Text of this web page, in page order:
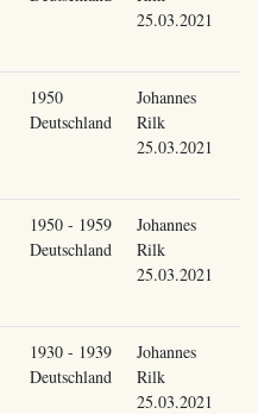
25.03.2021
1950
Deutschland
Johannes
Rilk
25.03.2021
1950 - 1959
Deutschland
Johannes
Rilk
25.03.2021
1930 - 1939
Deutschland
Johannes
Rilk
25.03.2021